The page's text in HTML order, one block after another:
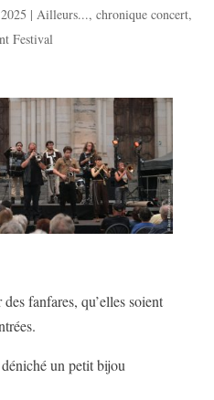
| Ailleurs..., chronique concert,
Festival
fanfares, qu’elles soient
un petit bijou